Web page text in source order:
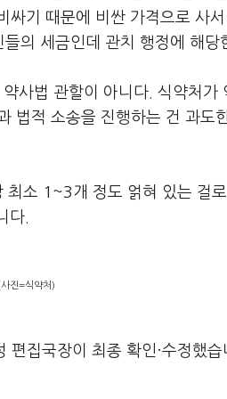
기 때문에 비싼 가격으로 사
의 세금인데 관치 행정에 해당
사법 관할이 아니다. 식약처가
법적 소송을 진행하는 건 과도
소 1~3개 정도 얽혀 있는 걸
다.
진=식약처)
집국장이 최종 확인·수정했습